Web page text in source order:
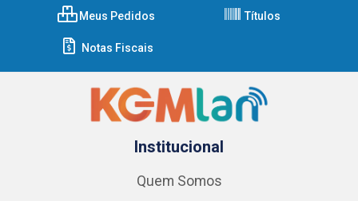
Meus Pedidos Títulos
Notas Fiscais
Institucional
Quem Somos